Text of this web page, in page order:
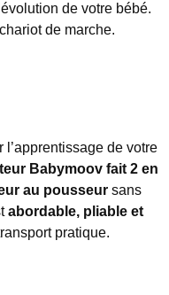
de votre bébé.
de marche.
l’apprentissage de votre
Babymoov fait 2 en
au pousseur sans
abordable, pliable et
pratique.